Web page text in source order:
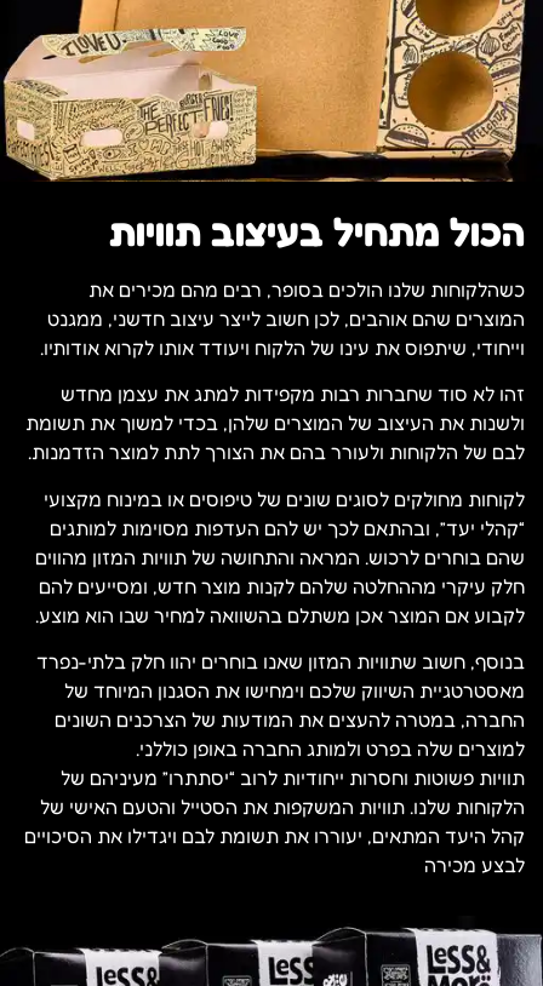
הכול מתחיל בעיצוב תוויות
כשהלקוחות שלנו הולכים בסופר, רבים מהם מכירים את
המוצרים שהם אוהבים, לכן חשוב לייצר עיצוב חדשני, ממגנט
וייחודי, שיתפוס את עינו של הלקוח ויעודד אותו לקרוא אודותיו.
זהו לא סוד שחברות רבות מקפידות למתג את עצמן מחדש
ולשנות את העיצוב של המוצרים שלהן, בכדי למשוך את תשומת
לבם של הלקוחות ולעורר בהם את הצורך לתת למוצר הזדמנות.
לקוחות מחולקים לסוגים שונים של טיפוסים או במינוח מקצועי
“קהלי יעד”, ובהתאם לכך יש להם העדפות מסוימות למותגים
שהם בוחרים לרכוש. המראה והתחושה של תוויות המזון מהווים
חלק עיקרי מההחלטה שלהם לקנות מוצר חדש, ומסייעים להם
לקבוע אם המוצר אכן משתלם בהשוואה למחיר שבו הוא מוצע.
בנוסף, חשוב שתוויות המזון שאנו בוחרים יהוו חלק בלתי-נפרד
מאסטרטגיית השיווק שלכם וימחישו את הסגנון המיוחד של
החברה, במטרה להעצים את המודעות של הצרכנים השונים
למוצרים שלה בפרט ולמותג החברה באופן כוללני.
תוויות פשוטות וחסרות ייחודיות לרוב “יסתתרו” מעיניהם של
הלקוחות שלנו. תוויות המשקפות את הסטייל והטעם האישי של
קהל היעד המתאים, יעוררו את תשומת לבם ויגדילו את הסיכויים
לבצע מכירה